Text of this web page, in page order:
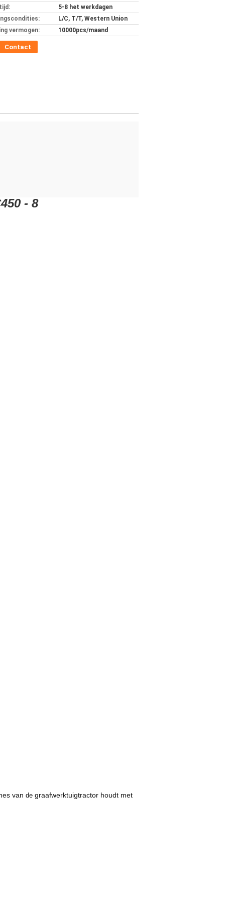
5-8 het werkdagen
L/C, T/T, Western Union
vermogen:
10000pcs/maand
Contact
- 8
van de graafwerktuigtractor houdt met